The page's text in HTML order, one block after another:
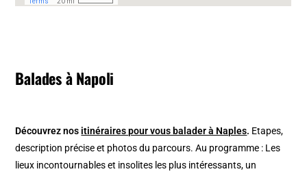
Balades à Napoli
Découvrez nos itinéraires pour vous balader à Naples. Etapes,
description précise et photos du parcours. Au programme : Les
lieux incontournables et insolites les plus intéressants, un